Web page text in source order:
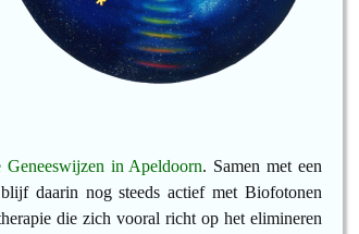
in Apeldoorn. Samen met een
daarin nog steeds actief met Biofotonen
die zich vooral richt op het elimineren